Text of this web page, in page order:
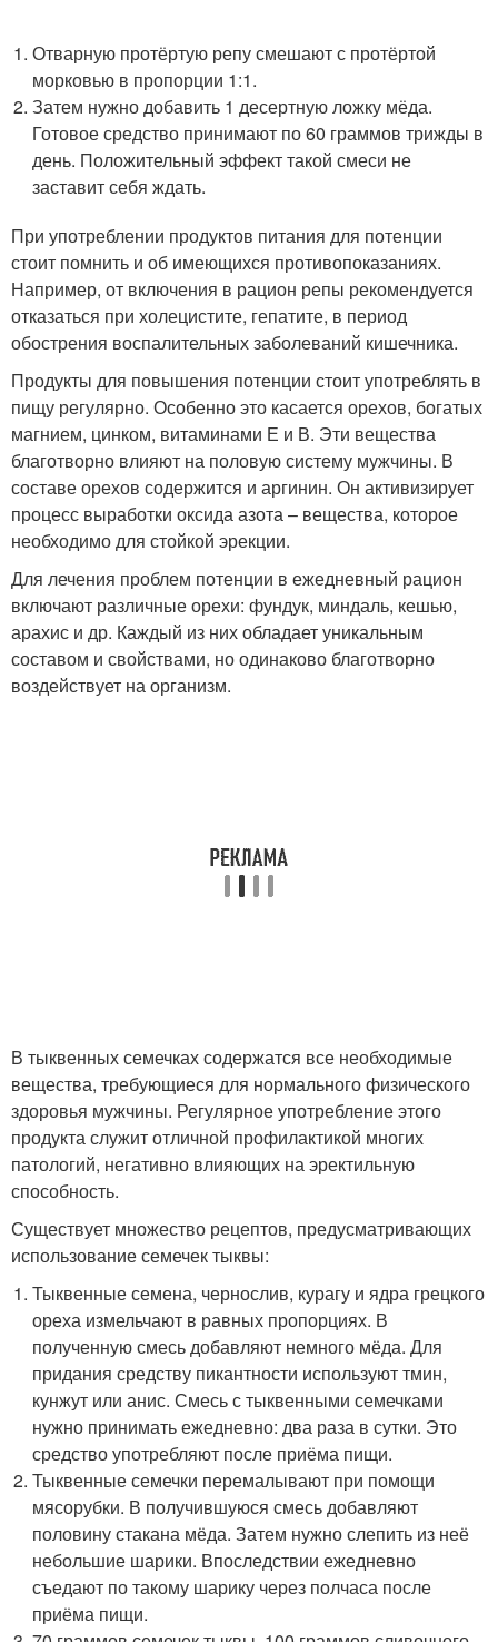
Отварную протёртую репу смешают с протёртой
морковью в пропорции 1:1.
Затем нужно добавить 1 десертную ложку мёда.
Готовое средство принимают по 60 граммов трижды в
день. Положительный эффект такой смеси не
заставит себя ждать.
При употреблении продуктов питания для потенции
стоит помнить и об имеющихся противопоказаниях.
Например, от включения в рацион репы рекомендуется
отказаться при холецистите, гепатите, в период
обострения воспалительных заболеваний кишечника.
Продукты для повышения потенции стоит употреблять в
пищу регулярно. Особенно это касается орехов, богатых
магнием, цинком, витаминами Е и В. Эти вещества
благотворно влияют на половую систему мужчины. В
составе орехов содержится и аргинин. Он активизирует
процесс выработки оксида азота – вещества, которое
необходимо для стойкой эрекции.
Для лечения проблем потенции в ежедневный рацион
включают различные орехи: фундук, миндаль, кешью,
арахис и др. Каждый из них обладает уникальным
составом и свойствами, но одинаково благотворно
воздействует на организм.
В тыквенных семечках содержатся все необходимые
вещества, требующиеся для нормального физического
здоровья мужчины. Регулярное употребление этого
продукта служит отличной профилактикой многих
патологий, негативно влияющих на эректильную
способность.
Существует множество рецептов, предусматривающих
использование семечек тыквы:
Тыквенные семена, чернослив, курагу и ядра грецкого
ореха измельчают в равных пропорциях. В
полученную смесь добавляют немного мёда. Для
придания средству пикантности используют тмин,
кунжут или анис. Смесь с тыквенными семечками
нужно принимать ежедневно: два раза в сутки. Это
средство употребляют после приёма пищи.
Тыквенные семечки перемалывают при помощи
мясорубки. В получившуюся смесь добавляют
половину стакана мёда. Затем нужно слепить из неё
небольшие шарики. Впоследствии ежедневно
съедают по такому шарику через полчаса после
приёма пищи.